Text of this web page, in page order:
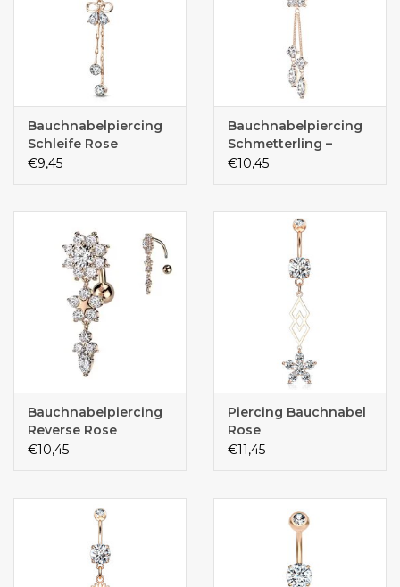
Bauchnabelpiercing
Schleife Rose
€9,45
Bauchnabelpiercing
Schmetterling –
Roségold PVD |
10 mm
€10,45
Bauchnabelpiercing
Reverse Rose
€10,45
Piercing Bauchnabel
Rose
€11,45